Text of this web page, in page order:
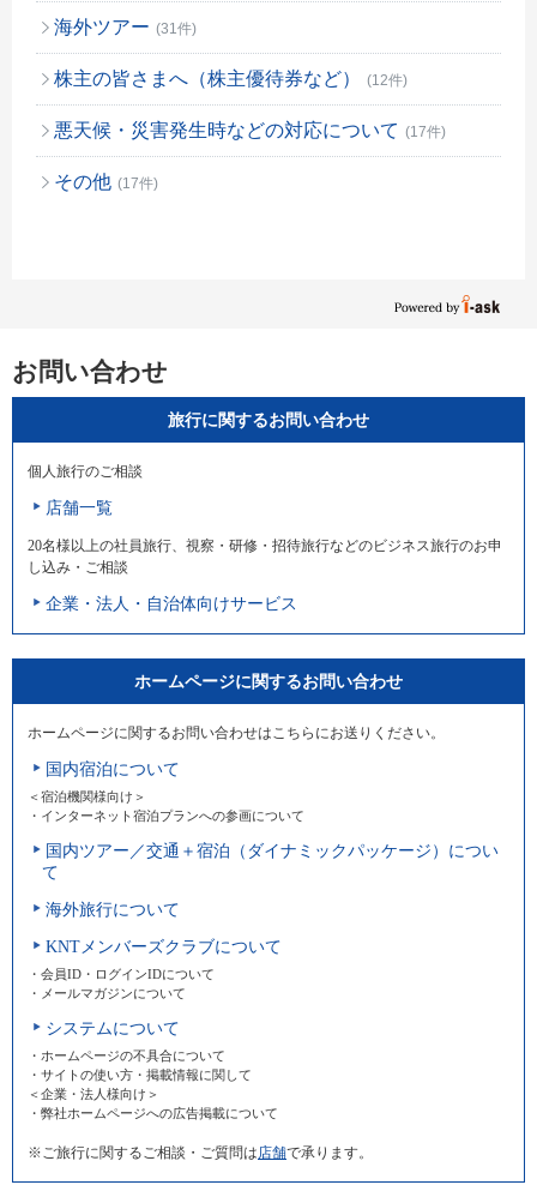
海外ツアー (31件)
株主の皆さまへ（株主優待券など） (12件)
悪天候・災害発生時などの対応について (17件)
その他 (17件)
お問い合わせ
旅行に関するお問い合わせ
個人旅行のご相談
店舗一覧
20名様以上の社員旅行、視察・研修・招待旅行などのビジネス旅行のお申
し込み・ご相談
企業・法人・自治体向けサービス
ホームページに関するお問い合わせ
ホームページに関するお問い合わせはこちらにお送りください。
国内宿泊について
＜宿泊機関様向け＞
・インターネット宿泊プランへの参画について
国内ツアー／交通＋宿泊（ダイナミックパッケージ）につい
て
海外旅行について
KNTメンバーズクラブについて
・会員ID・ログインIDについて
・メールマガジンについて
システムについて
・ホームページの不具合について
・サイトの使い方・掲載情報に関して
＜企業・法人様向け＞
・弊社ホームページへの広告掲載について
※ご旅行に関するご相談・ご質問は 店舗で承ります。